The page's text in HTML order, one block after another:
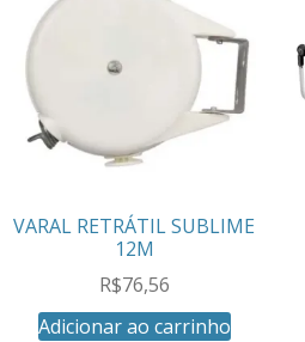
VARAL RETRÁTIL SUBLIME
12M
R$76,56
Adicionar ao carrinho